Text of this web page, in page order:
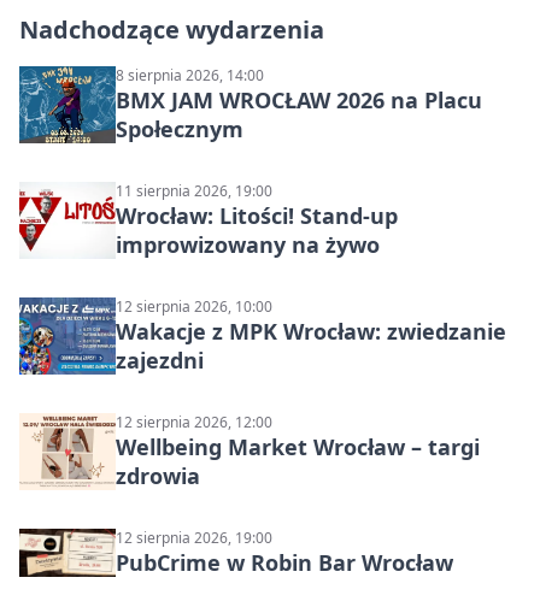
Nadchodzące wydarzenia
8 sierpnia 2026, 14:00
BMX JAM WROCŁAW 2026 na Placu
Społecznym
11 sierpnia 2026, 19:00
Wrocław: Litości! Stand-up
improwizowany na żywo
12 sierpnia 2026, 10:00
Wakacje z MPK Wrocław: zwiedzanie
zajezdni
12 sierpnia 2026, 12:00
Wellbeing Market Wrocław – targi
zdrowia
12 sierpnia 2026, 19:00
PubCrime w Robin Bar Wrocław